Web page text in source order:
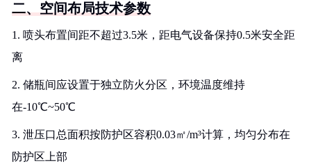
二、空间布局技术参数
1. 喷头布置间距不超过3.5米，距电气设备保持0.5米安全距
离
2. 储瓶间应设置于独立防火分区，环境温度维持
在-10℃~50℃
3. 泄压口总面积按防护区容积0.03㎡/m³计算，均匀分布在
防护区上部